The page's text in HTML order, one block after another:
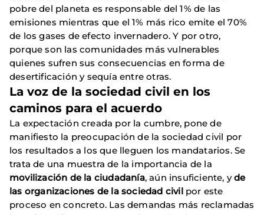
pobre del planeta es responsable del 1% de las
emisiones mientras que el 1% más rico emite el 70%
de los gases de efecto invernadero. Y por otro,
porque son las comunidades más vulnerables
quienes sufren sus consecuencias en forma de
desertificación y sequía entre otras.
La voz de la sociedad civil en los
caminos para el acuerdo
La expectación creada por la cumbre, pone de
manifiesto la preocupación de la sociedad civil por
los resultados a los que lleguen los mandatarios. Se
trata de una muestra de la importancia de la
movilización de la ciudadanía, aún insuficiente, yde
las organizaciones de la sociedad civilpor este
proceso en concreto. Las demandas más reclamadas